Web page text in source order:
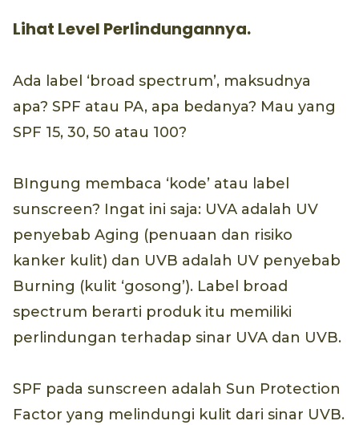
Lihat Level Perlindungannya.
Ada label ‘broad spectrum’, maksudnya
apa? SPF atau PA, apa bedanya? Mau yang
SPF 15, 30, 50 atau 100?
BIngung membaca ‘kode’ atau label
sunscreen? Ingat ini saja: UVA adalah UV
penyebab Aging (penuaan dan risiko
kanker kulit) dan UVB adalah UV penyebab
Burning (kulit ‘gosong’). Label broad
spectrum berarti produk itu memiliki
perlindungan terhadap sinar UVA dan UVB.
SPF pada sunscreen adalah Sun Protection
Factor yang melindungi kulit dari sinar UVB.